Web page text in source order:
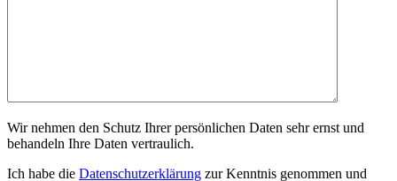
Wir nehmen den Schutz Ihrer persönlichen Daten sehr ernst und
behandeln Ihre Daten vertraulich.
Ich habe die Datenschutzerklärung zur Kenntnis genommen und